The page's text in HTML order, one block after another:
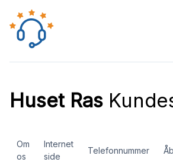
Huset Ras
Om
os
Internet
side
Telefonnummer